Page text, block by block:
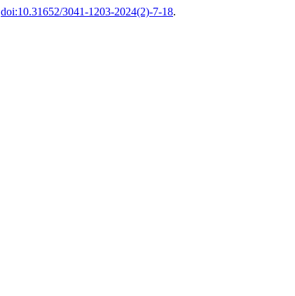
doi:10.31652/3041-1203-2024(2)-7-18.